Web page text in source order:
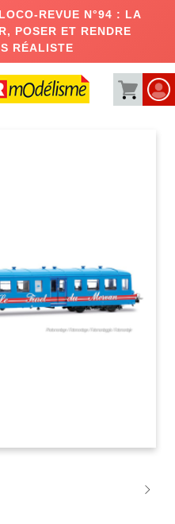
REVUE N°94 : LA
POSER ET RENDRE
RÉALISTE